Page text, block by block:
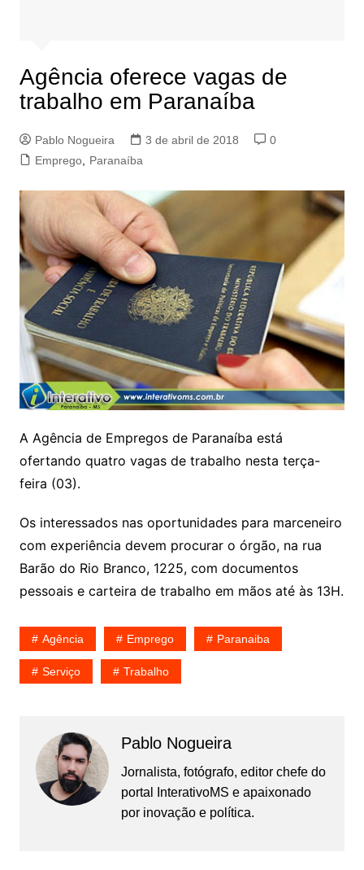
Agência oferece vagas de
trabalho em Paranaíba
Pablo Nogueira 3 de abril de 2018
0
Emprego, Paranaíba
A Agência de Empregos de Paranaíba está
ofertando quatro vagas de trabalho nesta terça-
feira (03).
Os interessados nas oportunidades para marceneiro
com experiência devem procurar o órgão, na rua
Barão do Rio Branco, 1225, com documentos
pessoais e carteira de trabalho em mãos até às 13H.
Agência Emprego Paranaiba
Serviço Trabalho
Pablo Nogueira
Jornalista, fotógrafo, editor chefe do
portal InterativoMS e apaixonado
por inovação e política.